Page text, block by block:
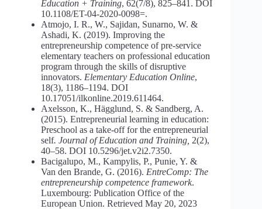
Education + Training, 62(7/8), 825–841. DOI
10.1108/ET-04-2020-0098=.
Atmojo, I. R., W., Sajidan, Sunarno, W. &
Ashadi, K. (2019). Improving the
entrepreneurship competence of pre-service
elementary teachers on professional education
program through the skills of disruptive
innovators. Elementary Education Online,
18(3), 1186–1194. DOI
10.17051/ilkonline.2019.611464.
Axelsson, K., Hägglund, S. & Sandberg, A.
(2015). Entrepreneurial learning in education:
Preschool as a take-off for the entrepreneurial
self. Journal of Education and Training, 2(2),
40–58. DOI 10.5296/jet.v2i2.7350.
Bacigalupo, M., Kampylis, P., Punie, Y. &
Van den Brande, G. (2016). EntreComp: The
entrepreneurship competence framework.
Luxembourg: Publication Office of the
European Union. Retrieved May 20, 2023